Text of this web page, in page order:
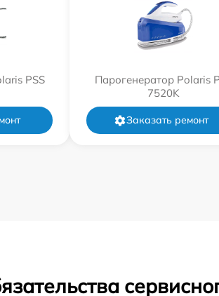
PSS
Парогенератор Polaris
7520K
Заказать ремонт